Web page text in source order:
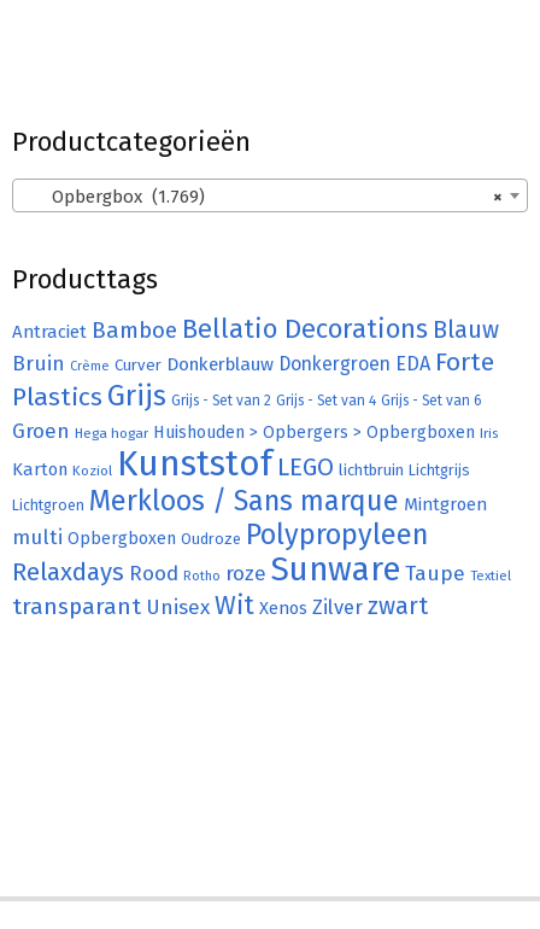
Productcategorieën
×
Opbergbox (1.769)
Producttags
Antraciet Bamboe Bellatio Decorations Blauw
Bruin Crème Curver Donkerblauw Donkergroen EDA Forte
Plastics Grijs Grijs - Set van 2 Grijs - Set van 4 Grijs - Set van 6
Groen Hega hogar Huishouden > Opbergers > Opbergboxen Iris
Karton Koziol Kunststof LEGO lichtbruin Lichtgrijs
Lichtgroen Merkloos / Sans marque Mintgroen
multi Opbergboxen Oudroze Polypropyleen
Relaxdays Rood Rotho roze Sunware Taupe Textiel
transparant UnisexWit Xenos Zilver zwart